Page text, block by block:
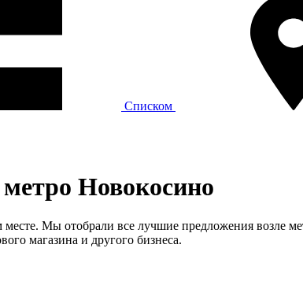
Списком
Новокосино
Мы отобрали все лучшие предложения возле
магазина и другого бизнеса.